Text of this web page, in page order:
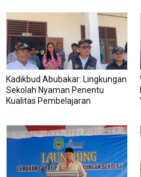
Kadikbud Abubakar: Lingkungan
Sekolah Nyaman Penentu
Kualitas Pembelajaran